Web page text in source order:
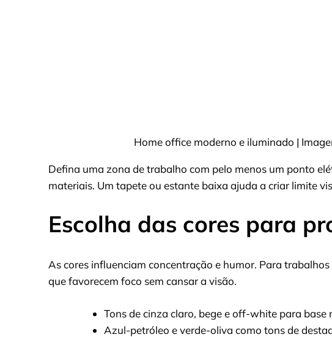
Home office moderno e iluminado |
Defina uma zona de trabalho com pelo menos um ponto
materiais. Um tapete ou estante baixa ajuda a criar limite
Escolha das cores para
As cores influenciam concentração e humor. Para
que favorecem foco sem cansar a visão.
Tons de cinza claro, bege e off-white para base
Azul-petróleo e verde-oliva como tons de